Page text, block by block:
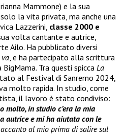
Mammone) e la sua
la vita privata, ma anche una
Lazzerini, classe 2000 e
volta cantante e autrice,
Ailo. Ha pubblicato diversi
, e ha partecipato alla scrittura
Tra questi spicca La
al Festival di Sanremo 2024,
molto rapida. In studio, come
il lavoro è stato condiviso:
molto, in studio c’era la mia
autrice e mi ha aiutata con le
al mio prima di salire sul